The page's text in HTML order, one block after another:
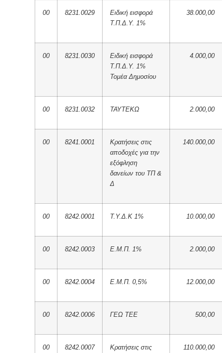
00 8231.0029
Ειδική εισφορά
Τ.Π.Δ.Υ. 1%
38.000,00
00 8231.0030
Ειδική εισφορά
Τ.Π.Δ.Υ. 1%
Τομέα Δημοσίου
4.000,00
00 8231.0032 ΤΑΥΤΕΚΩ 2.000,00
00 8241.0001
Κρατήσεις στις
αποδοχές για την
εξόφληση
δανείων του ΤΠ &
Δ
140.000,00
00 8242.0001 Τ.Υ.Δ.Κ 1% 10.000,00
00 8242.0003 Ε.Μ.Π. 1% 2.000,00
00 8242.0004 Ε.Μ.Π. 0,5% 12.000,00
00 8242.0006 ΓΕΩ ΤΕΕ 500,00
00 8242.0007
Κρατήσεις στις
110.000,00